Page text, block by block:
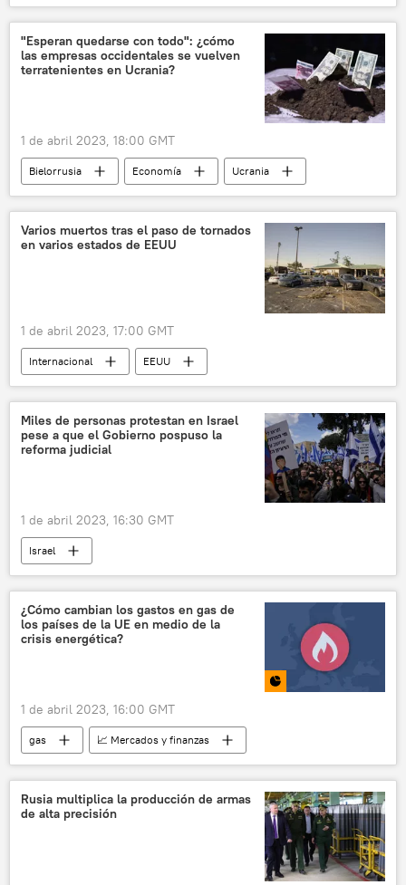
Economía ⚙️ Motor
"Esperan quedarse con todo": ¿cómo
las empresas occidentales se vuelven
terratenientes en Ucrania?
1 de abril 2023, 18:00 GMT
Bielorrusia Economía
Ucrania
📈 Mercados y finanzas
💬 Opinión y Análisis
Varios muertos tras el paso de tornados
en varios estados de EEUU
1 de abril 2023, 17:00 GMT
Internacional
EEUU
Sarah Huckabee Sanders
medioambiente
tornado
Arkansas
Miles de personas protestan en Israel
pese a que el Gobierno pospuso la
reforma judicial
1 de abril 2023, 16:30 GMT
Israel
📰 Protestas en Israel contra la reforma judicial de Netanyahu
🌍 Oriente Medio
Internacional
🟠 Video
¿Cómo cambian los gastos en gas de
los países de la UE en medio de la
crisis energética?
1 de abril 2023, 16:00 GMT
gas
📈 Mercados y finanzas
🌍 Europa
Unión Europea (UE)
Multimedia
📊 Infografía
Rusia multiplica la producción de armas
de alta precisión